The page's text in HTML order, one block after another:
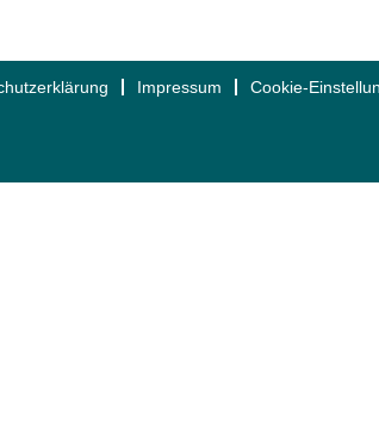
Impressum Cookie-